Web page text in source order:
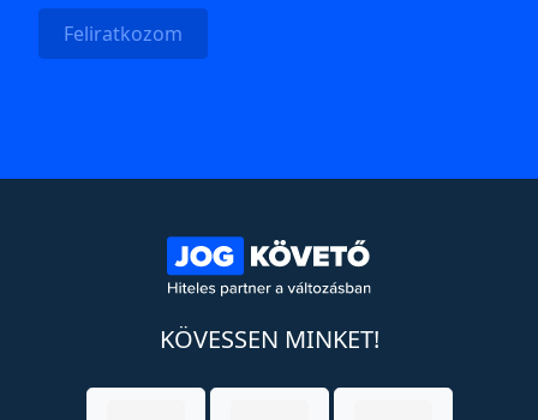
Feliratkozom
KÖVESSEN MINKET!